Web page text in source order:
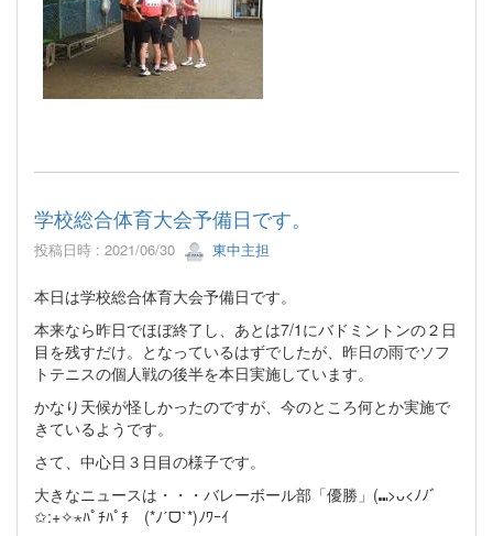
学校総合体育大会予備日です。
投稿日時 : 2021/06/30 東中主担
本日は学校総合体育大会予備日です。
本来なら昨日でほぼ終了し、あとは7/1にバドミントンの２日
目を残すだけ。となっているはずでしたが、昨日の雨でソフ
トテニスの個人戦の後半を本日実施しています。
かなり天候が怪しかったのですが、今のところ何とか実施で
きているようです。
さて、中心日３日目の様子です。
大きなニュースは・・・バレーボール部「優勝」(⑉>ᴗ<ﾉﾉﾞ
✩:+✧︎⋆ﾊﾟﾁﾊﾟﾁ (*ﾉˊᗜˋ*)ﾉﾜｰｲ